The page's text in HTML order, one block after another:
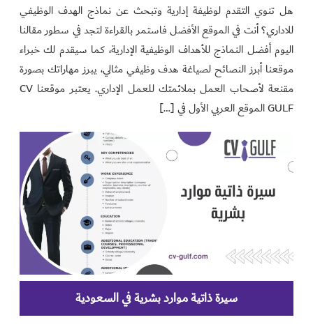
هل تنوي التقدم لوظيفة إدارية وتبحث عن نماذج الهدف الوظيفي
للاداري؟ أنت في الموقع الأفضل فاستمر بالقراءة لتجد في سطور مقالنا
اليوم أفضل النماذج للأهداف الوظيفية الإدارية، كما سيقدم لك خبراء
موقعنا أبرز النصائح لصياغة هدف وظيفي مثالي، يبرز مهاراتك بصورة
مقنعة لأصحاب العمل بملائمتك للعمل الإداري. يعتبر موقعنا CV
GULF الموقع العربي الأول في […]
سيرة ذاتية موارد بشرية في السعودية